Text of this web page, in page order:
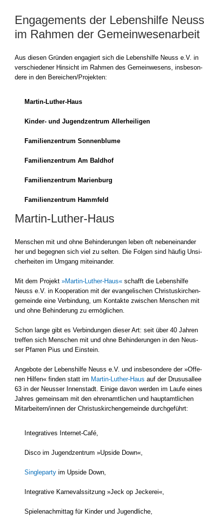
Engagements der Lebenshilfe Neuss
im Rahmen der Gemeinwesenarbeit
Aus die­sen Grün­den enga­giert sich die Lebens­hil­fe Neuss e.V. in
ver­schie­de­ner Hin­sicht im Rah­men des Gemein­we­sens, ins­be­son­
de­re in den Bereichen/Projekten:
Martin-Luther-Haus
Kinder- und Jugend­zen­trum Aller­hei­li­gen
Fami­li­en­zen­trum Son­nen­blu­me
Fami­li­en­zen­trum Am Bald­hof
Fami­li­en­zen­trum Mari­en­burg
Fami­li­en­zen­trum Hamm­feld
Martin-Luther-Haus
Men­schen mit und ohne Behin­de­run­gen leben oft neben­ein­an­der
her und begeg­nen sich viel zu sel­ten. Die Fol­gen sind häu­fig Unsi­
cher­hei­ten im Umgang mit­ein­an­der.
Mit dem Pro­jekt »Martin-Luther-Haus« schafft die Lebens­hil­fe
Neuss e.V. in Koope­ra­ti­on mit der evan­ge­li­schen Chris­tus­kir­chen­
ge­mein­de eine Ver­bin­dung, um Kon­tak­te zwi­schen Men­schen mit
und ohne Behin­de­rung zu ermög­li­chen.
Schon lan­ge gibt es Ver­bin­dun­gen die­ser Art: seit über 40 Jah­ren
tref­fen sich Men­schen mit und ohne Behin­de­run­gen in den Neus­
ser Pfar­ren Pius und Ein­stein.
Ange­bo­te der Lebens­hil­fe Neuss e.V. und ins­be­son­de­re der »Offe­
nen Hil­fen« fin­den statt im Martin-Luther-Haus auf der Dru­su­s­al­lee
63 in der Neus­ser Innen­stadt. Eini­ge davon wer­den im Lau­fe eines
Jah­res gemein­sam mit den ehren­amt­li­chen und haupt­amt­li­chen
Mitarbeitern/innen der Chris­tus­kir­chen­ge­mein­de durch­ge­führt:
Inte­gra­ti­ves Internet-Café,
Dis­co im Jugend­zen­trum »Upsi­de Down«,
Sin­gle­par­ty im Upsi­de Down,
Inte­gra­ti­ve Kar­ne­vals­sit­zung »Jeck op Jecke­rei«,
Spie­le­nach­mit­tag für Kin­der und Jugend­li­che,